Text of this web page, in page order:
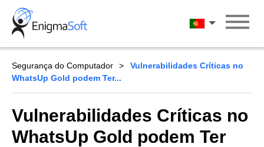
Skip
content
Português
Segurança do Computador
Vulnerabilidades Críticas no
WhatsUp Gold podem Ter...
Vulnerabilidades Críticas no
WhatsUp Gold podem Ter